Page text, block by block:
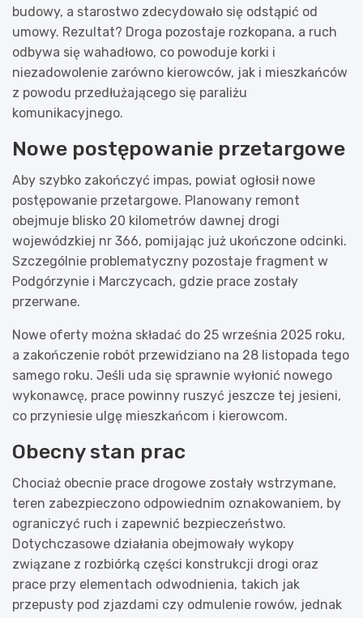
budowy, a starostwo zdecydowało się odstąpić od
umowy. Rezultat? Droga pozostaje rozkopana, a ruch
odbywa się wahadłowo, co powoduje korki i
niezadowolenie zarówno kierowców, jak i mieszkańców
z powodu przedłużającego się paraliżu
komunikacyjnego.
Nowe postępowanie przetargowe
Aby szybko zakończyć impas, powiat ogłosił nowe
postępowanie przetargowe. Planowany remont
obejmuje blisko 20 kilometrów dawnej drogi
wojewódzkiej nr 366, pomijając już ukończone odcinki.
Szczególnie problematyczny pozostaje fragment w
Podgórzynie i Marczycach, gdzie prace zostały
przerwane.
Nowe oferty można składać do 25 września 2025 roku,
a zakończenie robót przewidziano na 28 listopada tego
samego roku. Jeśli uda się sprawnie wyłonić nowego
wykonawcę, prace powinny ruszyć jeszcze tej jesieni,
co przyniesie ulgę mieszkańcom i kierowcom.
Obecny stan prac
Chociaż obecnie prace drogowe zostały wstrzymane,
teren zabezpieczono odpowiednim oznakowaniem, by
ograniczyć ruch i zapewnić bezpieczeństwo.
Dotychczasowe działania obejmowały wykopy
związane z rozbiórką części konstrukcji drogi oraz
prace przy elementach odwodnienia, takich jak
przepusty pod zjazdami czy odmulenie rowów, jednak